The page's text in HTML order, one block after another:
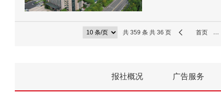
共 359 条 共 36 页 首页 …
报社概况 广告服务